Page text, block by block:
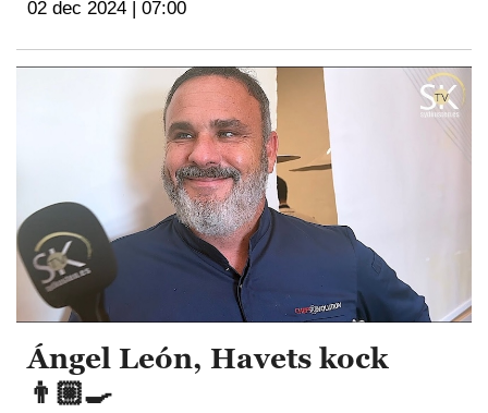
02 dec 2024 | 07:00
Ángel León, Havets kock
👨🏼‍🍳